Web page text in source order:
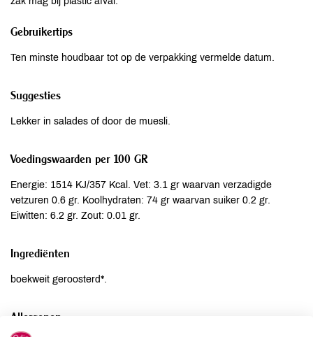
Gebruikertips
Ten minste houdbaar tot op de verpakking vermelde datum.
Suggesties
Lekker in salades of door de muesli.
Voedingswaarden per 100 GR
Energie: 1514 KJ/357 Kcal. Vet: 3.1 gr waarvan verzadigde
vetzuren 0.6 gr. Koolhydraten: 74 gr waarvan suiker 0.2 gr.
Eiwitten: 6.2 gr. Zout: 0.01 gr.
Ingrediënten
boekweit geroosterd*.
Allergenen